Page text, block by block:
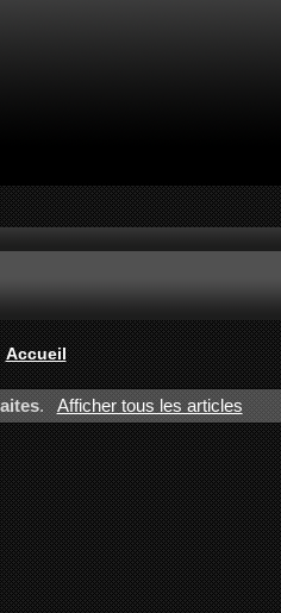
Accueil
. Afficher tous les articles